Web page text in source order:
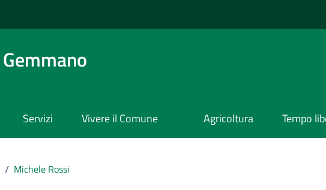
Servizi Vivere il Comune Agricoltura Tempo
/ Michele Rossi